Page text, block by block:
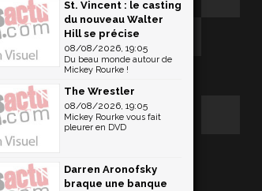
St. Vincent : le casting
du nouveau Walter
Hill se précise
08/08/2026, 19:05
Du beau monde autour de
Mickey Rourke !
The Wrestler
08/08/2026, 19:05
Mickey Rourke vous fait
pleurer en DVD
Darren Aronofsky
braque une banque